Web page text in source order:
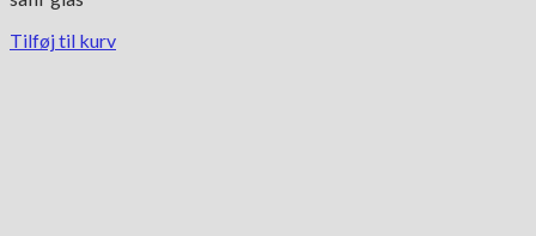
Tilføj til kurv